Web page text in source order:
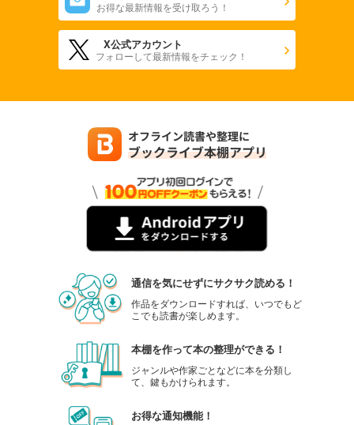
お得な最新情報を受け取ろう！
X公式アカウント
フォローして最新情報をチェック！
通信を気にせずにサクサク読める！
作品をダウンロードすれば、いつでもど
こでも読書が楽しめます。
本棚を作って本の整理ができる！
ジャンルや作家ごとなどに本を分類し
て、鍵もかけられます。
お得な通知機能！